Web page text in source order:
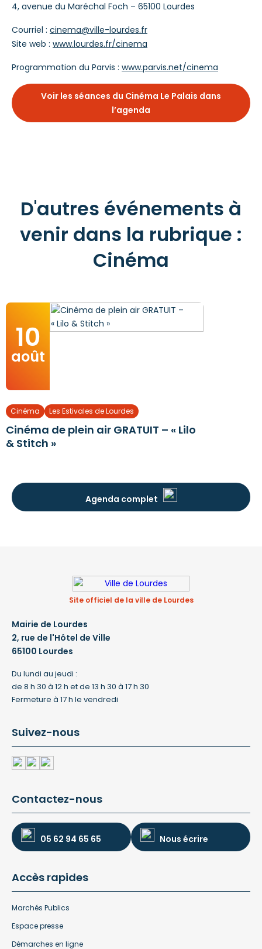
4, avenue du Maréchal Foch – 65100 Lourdes
Courriel : cinema@ville-lourdes.fr
Site web : www.lourdes.fr/cinema
Programmation du Parvis : www.parvis.net/cinema
Voir les séances du Cinéma Le Palais dans
l’agenda
D'autres événements à
venir dans la rubrique :
Cinéma
10
août
Cinéma Les Estivales de Lourdes
Cinéma de plein air GRATUIT – « Lilo
& Stitch »
Agenda complet
Site officiel de la ville de Lourdes
Mairie de Lourdes
2, rue de l'Hôtel de Ville
65100 Lourdes
Du lundi au jeudi :
de 8 h 30 à 12 h et de 13 h 30 à 17 h 30
Fermeture à 17 h le vendredi
Suivez-nous
Contactez-nous
05 62 94 65 65 Nous écrire
Accès rapides
Marchés Publics
Espace presse
Démarches en ligne